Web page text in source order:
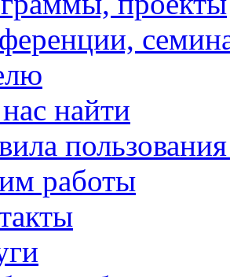
найти
работы